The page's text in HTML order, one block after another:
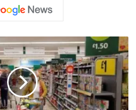
م
و
ج
ة
إ
غ
ل